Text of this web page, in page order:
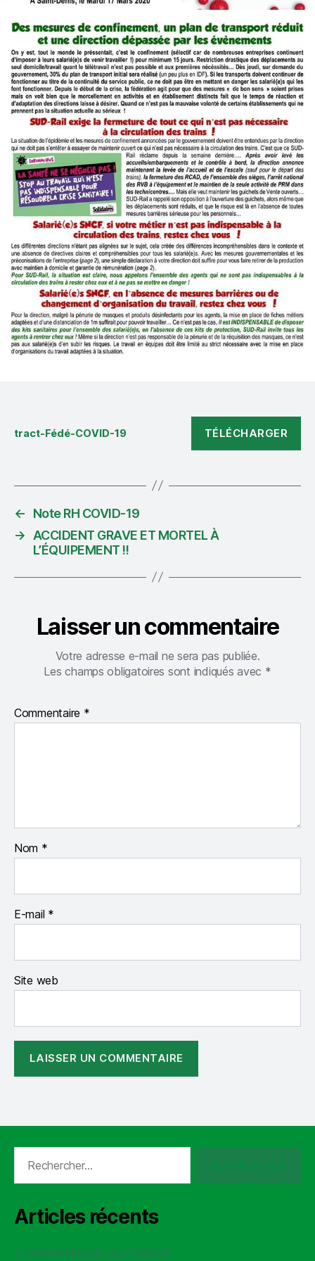
tract-Fédé-COVID-19 TÉLÉCHARGER
←
Note RH COVID-19
→
ACCIDENT GRAVE ET MORTEL À
L’ÉQUIPEMENT !!
Laisser un commentaire
Votre adresse e-mail ne sera pas publiée.
Les champs obligatoires sont indiqués avec *
Commentaire *
Nom *
E-mail *
Site web
Articles récents
COMMUNIQUÉ de l’UNION